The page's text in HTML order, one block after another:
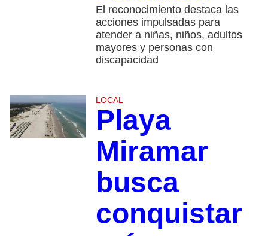
El reconocimiento destaca las
acciones impulsadas para
atender a niñas, niños, adultos
mayores y personas con
discapacidad
LOCAL
Playa
Miramar
busca
conquistar